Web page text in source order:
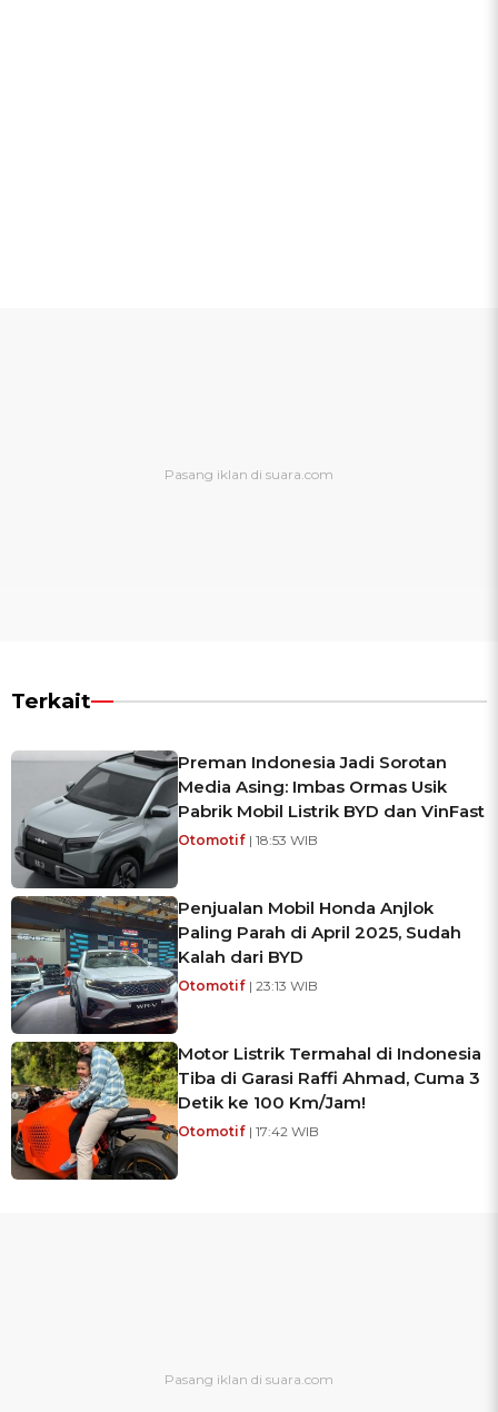
Terkait
Preman Indonesia Jadi Sorotan
Media Asing: Imbas Ormas Usik
Pabrik Mobil Listrik BYD dan VinFast
Otomotif | 18:53 WIB
Penjualan Mobil Honda Anjlok
Paling Parah di April 2025, Sudah
Kalah dari BYD
Otomotif | 23:13 WIB
Motor Listrik Termahal di Indonesia
Tiba di Garasi Raffi Ahmad, Cuma 3
Detik ke 100 Km/Jam!
Otomotif | 17:42 WIB